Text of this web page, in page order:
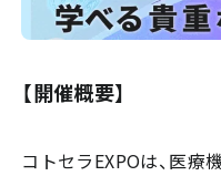
【開催概要】
コトセラEXPOは、医